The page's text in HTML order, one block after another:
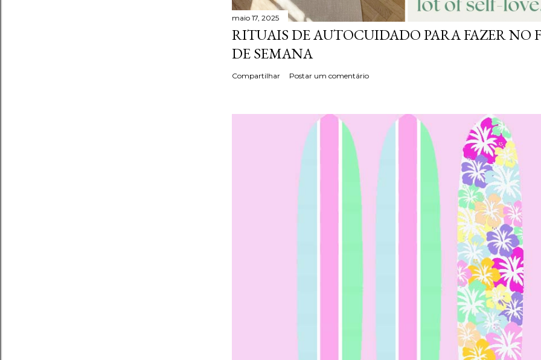
maio 17, 2025
RITUAIS DE AUTOCUIDADO PARA FAZER NO
DE SEMANA
Compartilhar Postar um comentário